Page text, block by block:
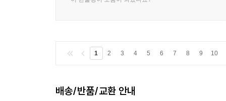
1 2 3 4 5 6 7 8 9 10
배송/반품/교환 안내